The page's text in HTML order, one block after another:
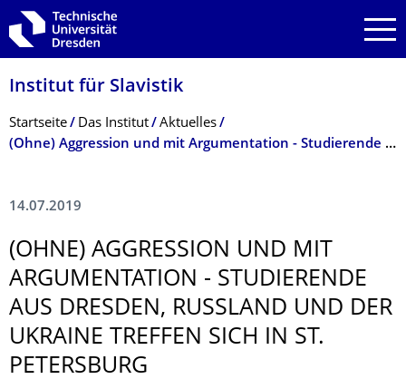
Zur Hauptnavigation springen
Zur Suche springen
Zum Inhalt springen
Institut für Slavistik
Breadcrumb-Menü
Startseite Das Institut
Aktuelles
(Ohne) Aggression und mit Argumentation - Studierende aus Dresden, Russland und der Ukraine treffen sich in St. Petersburg
14.07.2019
(OHNE) AGGRESSION UND MIT
ARGUMENTATION - STUDIERENDE
AUS DRESDEN, RUSSLAND UND DER
UKRAINE TREFFEN SICH IN ST.
PETERSBURG